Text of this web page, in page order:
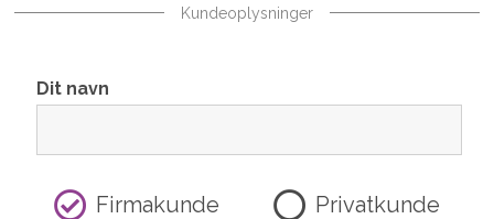
Kundeoplysninger
Dit navn
Firmakunde Privatkunde